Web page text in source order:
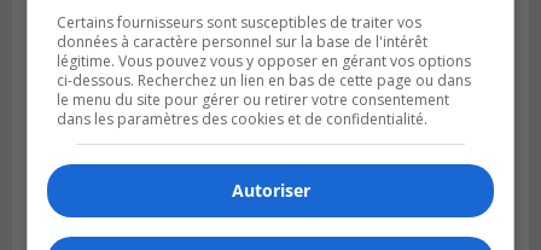
GREENFIELD PARK
Publié le 31 juillet 2026 à 16h45
Des firmes de Longueuil vont participer
aux méga-travaux de l’hôpital Charles-
Le Moyne
Certains fournisseurs sont susceptibles de traiter vos
données à caractère personnel sur la base de l'intérêt
légitime. Vous pouvez vous y opposer en gérant vos options
ci-dessous. Recherchez un lien en bas de cette page ou dans
le menu du site pour gérer ou retirer votre consentement
dans les paramètres des cookies et de confidentialité.
Autoriser